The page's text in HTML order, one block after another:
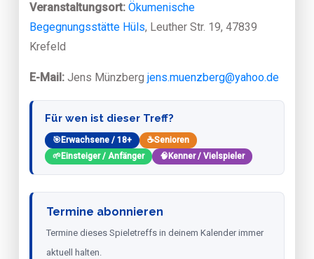
Veranstaltungsort: Ökumenische
Begegnungsstätte Hüls, Leuther Str. 19, 47839
Krefeld
E-Mail: Jens Münzberg jens.muenzberg@yahoo.de
Für wen ist dieser Treff?
🎯 Erwachsene / 18+ ☕Senioren
🌱 Einsteiger / Anfänger 🧠 Kenner / Vielspieler
Termine abonnieren
Termine dieses Spieletreffs in deinem Kalender immer
aktuell halten.